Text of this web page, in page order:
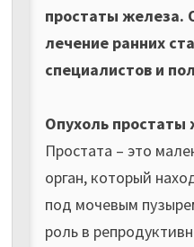
простаты железа.
лечение ранних
специалистов и
Опухоль простаты
Простата – это
орган, который
под мочевым
роль в